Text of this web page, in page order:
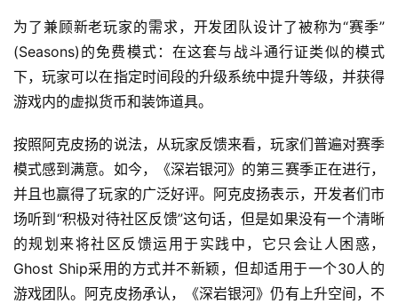
为了兼顾新老玩家的需求，开发团队设计了被称为“赛季”
(Seasons)的免费模式：在这套与战斗通行证类似的模式
下，玩家可以在指定时间段的升级系统中提升等级，并获得
游戏内的虚拟货币和装饰道具。
按照阿克皮扬的说法，从玩家反馈来看，玩家们普遍对赛季
模式感到满意。如今，《深岩银河》的第三赛季正在进行，
并且也赢得了玩家的广泛好评。阿克皮扬表示，开发者们市
场听到“积极对待社区反馈”这句话，但是如果没有一个清晰
的规划来将社区反馈运用于实践中，它只会让人困惑，
Ghost Ship采用的方式并不新颖，但却适用于一个30人的
游戏团队。阿克皮扬承认，《深岩银河》仍有上升空间，不